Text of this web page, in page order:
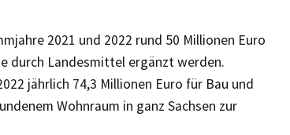
2021 und 2022 rund 50 Millionen Euro
durch Landesmittel ergänzt werden.
jährlich 74,3 Millionen Euro für Bau und
Wohnraum in ganz Sachsen zur